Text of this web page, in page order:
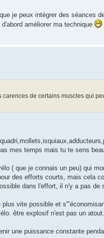
je peux intégrer des séances
améliorer ma technique
de certains muscles qui
mes temps mais tu te sens
( que je connais un peu) qui
des efforts courts, mais cela
dans l'effort, il n'y a pas de
vite possible et
être explosif n'est pas un atout.
une puissance constante